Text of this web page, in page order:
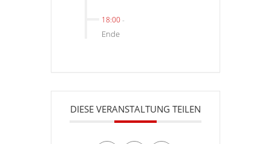
18:00-
Ende
DIESE VERANSTALTUNG TEILEN